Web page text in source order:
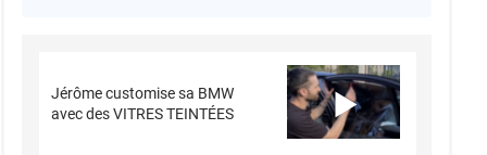
Jérôme customise sa BMW
avec des VITRES TEINTÉES